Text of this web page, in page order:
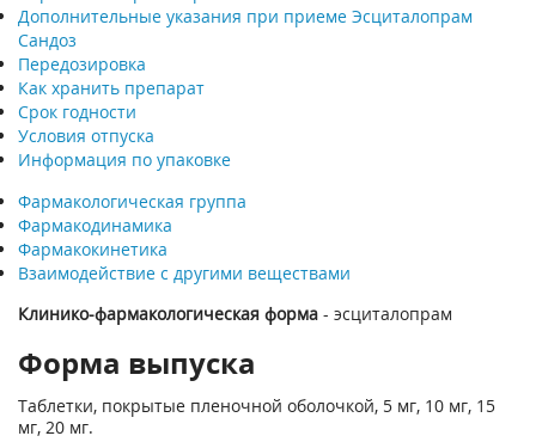
Дополнительные указания при приеме Эсциталопрам
Сандоз
Передозировка
Как хранить препарат
Срок годности
Условия отпуска
Информация по упаковке
Фармакологическая группа
Фармакодинамика
Фармакокинетика
Взаимодействие с другими веществами
Клинико-фармакологическая форма - эсциталопрам
Форма выпуска
Таблетки, покрытые пленочной оболочкой, 5 мг, 10 мг, 15
мг, 20 мг.